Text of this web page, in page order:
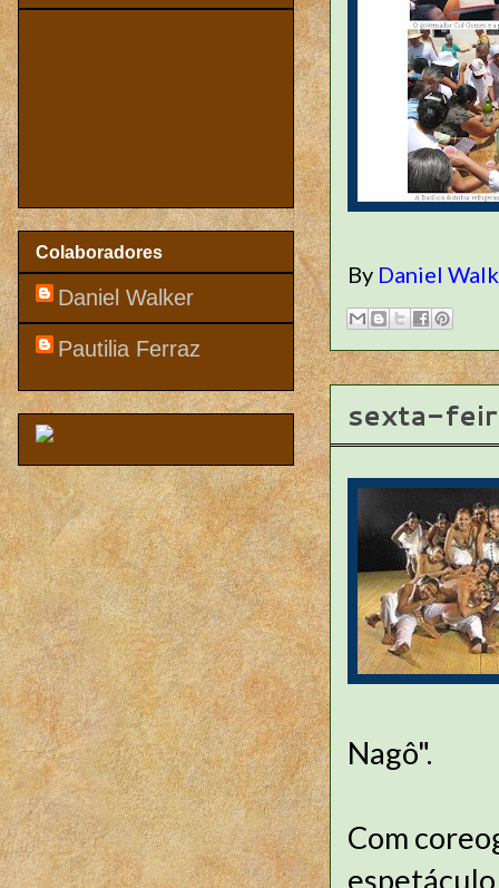
By Daniel
sexta-
Nagô".
Com
Colaboradores
Daniel Walker
Pautilia Ferraz